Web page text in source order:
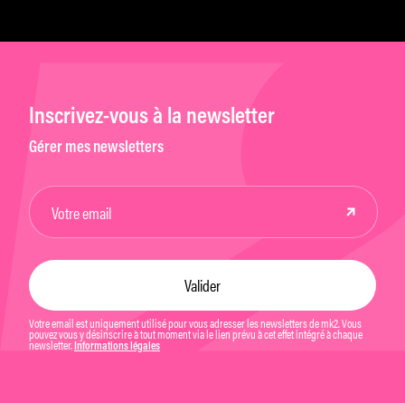
Inscrivez-vous à la newsletter
Gérer mes newsletters
Votre email est uniquement utilisé pour vous adresser les newsletters de mk2. Vous
pouvez vous y désinscrire à tout moment via le lien prévu à cet effet intégré à chaque
newsletter. Informations légales